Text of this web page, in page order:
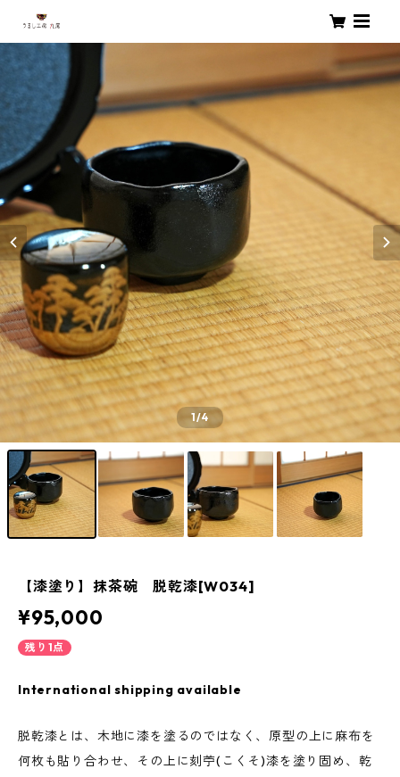
1/4
【漆塗り】抹茶碗 脱乾漆[W034]
¥95,000
残り1点
International shipping available
脱乾漆とは、木地に漆を塗るのではなく、原型の上に麻布を
何枚も貼り合わせ、その上に刻苧(こくそ)漆を塗り固め、乾